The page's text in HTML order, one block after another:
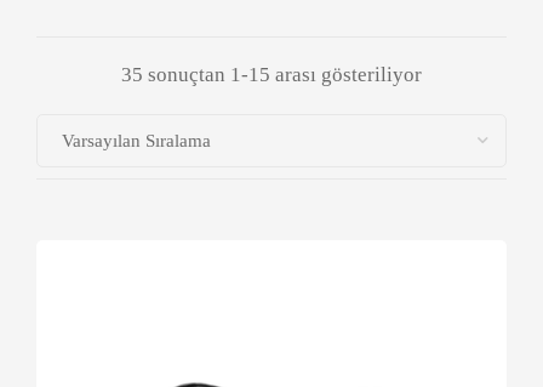
35 sonuçtan 1-15 arası gösteriliyor